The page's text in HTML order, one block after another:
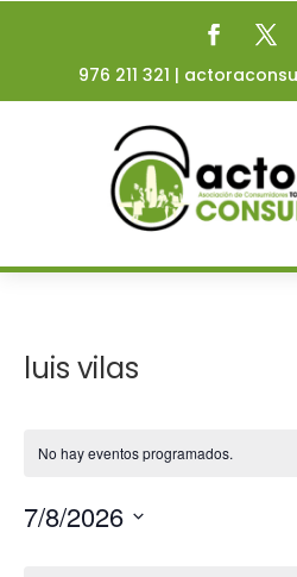
976 211 321 |
luis vilas
No hay eventos programados.
7/8/2026